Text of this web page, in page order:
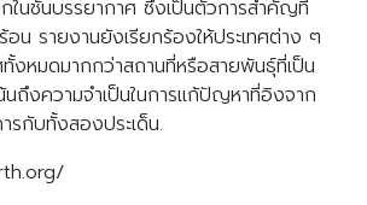
กในชั้นบรรยากาศ ซึ่งเป็นตัวการสำคัญที่
อน รายงานยังเรียกร้องให้ประเทศต่าง ๆ
งหมดมากกว่าสถานที่หรือสายพันธุ์ที่เป็น
งความจำเป็นในการแก้ปัญหาที่อิงจาก
รกับทั้งสองประเด็น.